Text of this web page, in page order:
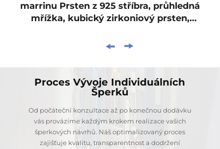
marrinu Prsten z 925 stříbra, průhledná
mřížka, kubický zirkoniový prsten,
prsten, BXRAG001
Proces Vývoje Individuálních
Šperků
Od počáteční konzultace až po konečnou dodávku
vás provázíme každým krokem realizace vašich
šperkových návrhů. Náš optimalizovaný proces
zajišťuje kvalitu, transparentnost a dodržení